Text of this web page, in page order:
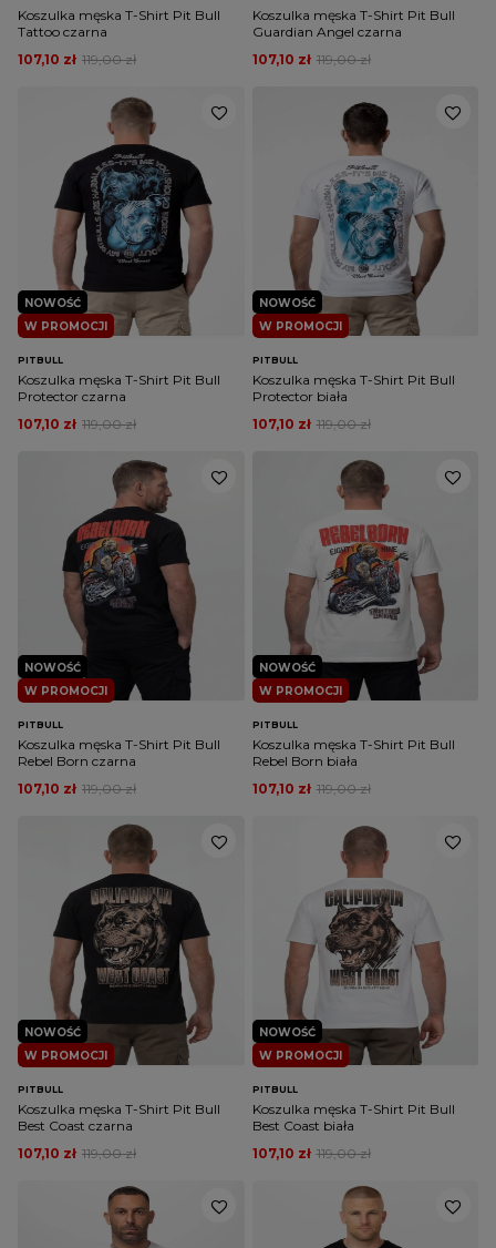
Koszulka męska T-Shirt Pit Bull
Tattoo czarna
119,00 zł
107,10 zł
Koszulka męska T-Shirt Pit Bull
Guardian Angel czarna
119,00 zł
107,10 zł
W PROMOCJI
NOWOŚĆ
PITBULL
Koszulka męska T-Shirt Pit Bull
Protector czarna
119,00 zł
107,10 zł
W PROMOCJI
NOWOŚĆ
PITBULL
Koszulka męska T-Shirt Pit Bull
Protector biała
119,00 zł
107,10 zł
W PROMOCJI
NOWOŚĆ
PITBULL
Koszulka męska T-Shirt Pit Bull
Rebel Born czarna
119,00 zł
107,10 zł
W PROMOCJI
NOWOŚĆ
PITBULL
Koszulka męska T-Shirt Pit Bull
Rebel Born biała
119,00 zł
107,10 zł
W PROMOCJI
NOWOŚĆ
PITBULL
Koszulka męska T-Shirt Pit Bull
Best Coast czarna
119,00 zł
107,10 zł
W PROMOCJI
NOWOŚĆ
PITBULL
Koszulka męska T-Shirt Pit Bull
Best Coast biała
119,00 zł
107,10 zł